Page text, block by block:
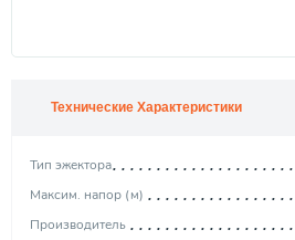
Технические Характеристики
Тип эжектора
Максим. напор (м)
Производитель